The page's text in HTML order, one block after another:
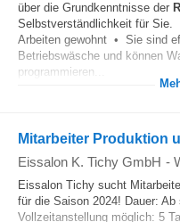
über die Grundkenntnisse der
Selbstverständlichkeit für
Arbeiten gewohnt • Sie sind
Betriebswäsche und können
programmieren...
Mitarbeiter Produktion
Eissalon K. Tichy GmbH -
Eissalon Tichy sucht
für die Saison 2024! Dauer:
Vollzeitanstellung möglich: 5